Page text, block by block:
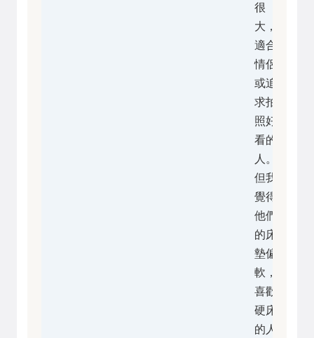
很
大，
適合
情侶
或追
求拍
照好
看的
人。
但我
覺得
他們
的床
墊偏
軟，
喜歡
硬床
的人